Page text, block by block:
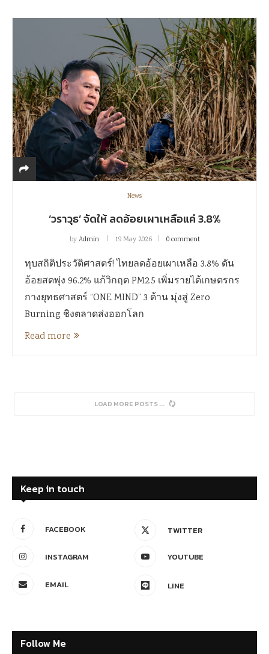
News
‘วราวุธ’ จัดให้ ลดอ้อยเผาเหลือแค่ 3.8%
byAdmin 19 May 2026 0 comment
ทุบสถิติประวัติศาสตร์! ไทยลดอ้อยเผาเหลือ 3.8% ดัน
อ้อยสดพุ่ง 96.2% แก้วิกฤต PM2.5 เพิ่มรายได้เกษตรกร
กางยุทธศาสตร์ “ONE MIND” 3 ด้าน มุ่งสู่ Zero
Burning ชิงตลาดส่งออกโลก
Read more
ภาคปชช. ยื่นร่างกม.เศรษฐกิจหมุนเวียนเข้าสภา
ดร.สุจิตรา วาสนาดำรงดี นักวิจัยเชี่ยวชาญ